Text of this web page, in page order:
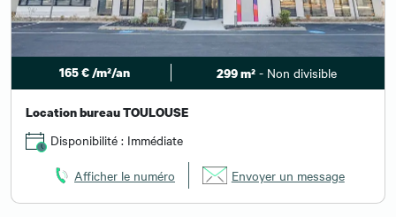
165 € /m²/an 299 m² - Non divisible
Location bureau TOULOUSE
Disponibilité : Immédiate
Afficher le numéro Envoyer un message